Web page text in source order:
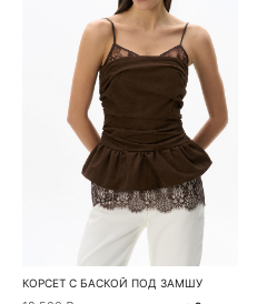
КОРСЕТ С БАСКОЙ ПОД ЗАМШУ